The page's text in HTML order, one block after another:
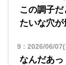
この調子
たいな穴
9: 2026/06/
なんだあっ